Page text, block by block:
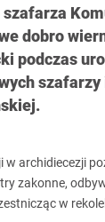
dobro
podczas
w archidiecezji
zakonne,
w